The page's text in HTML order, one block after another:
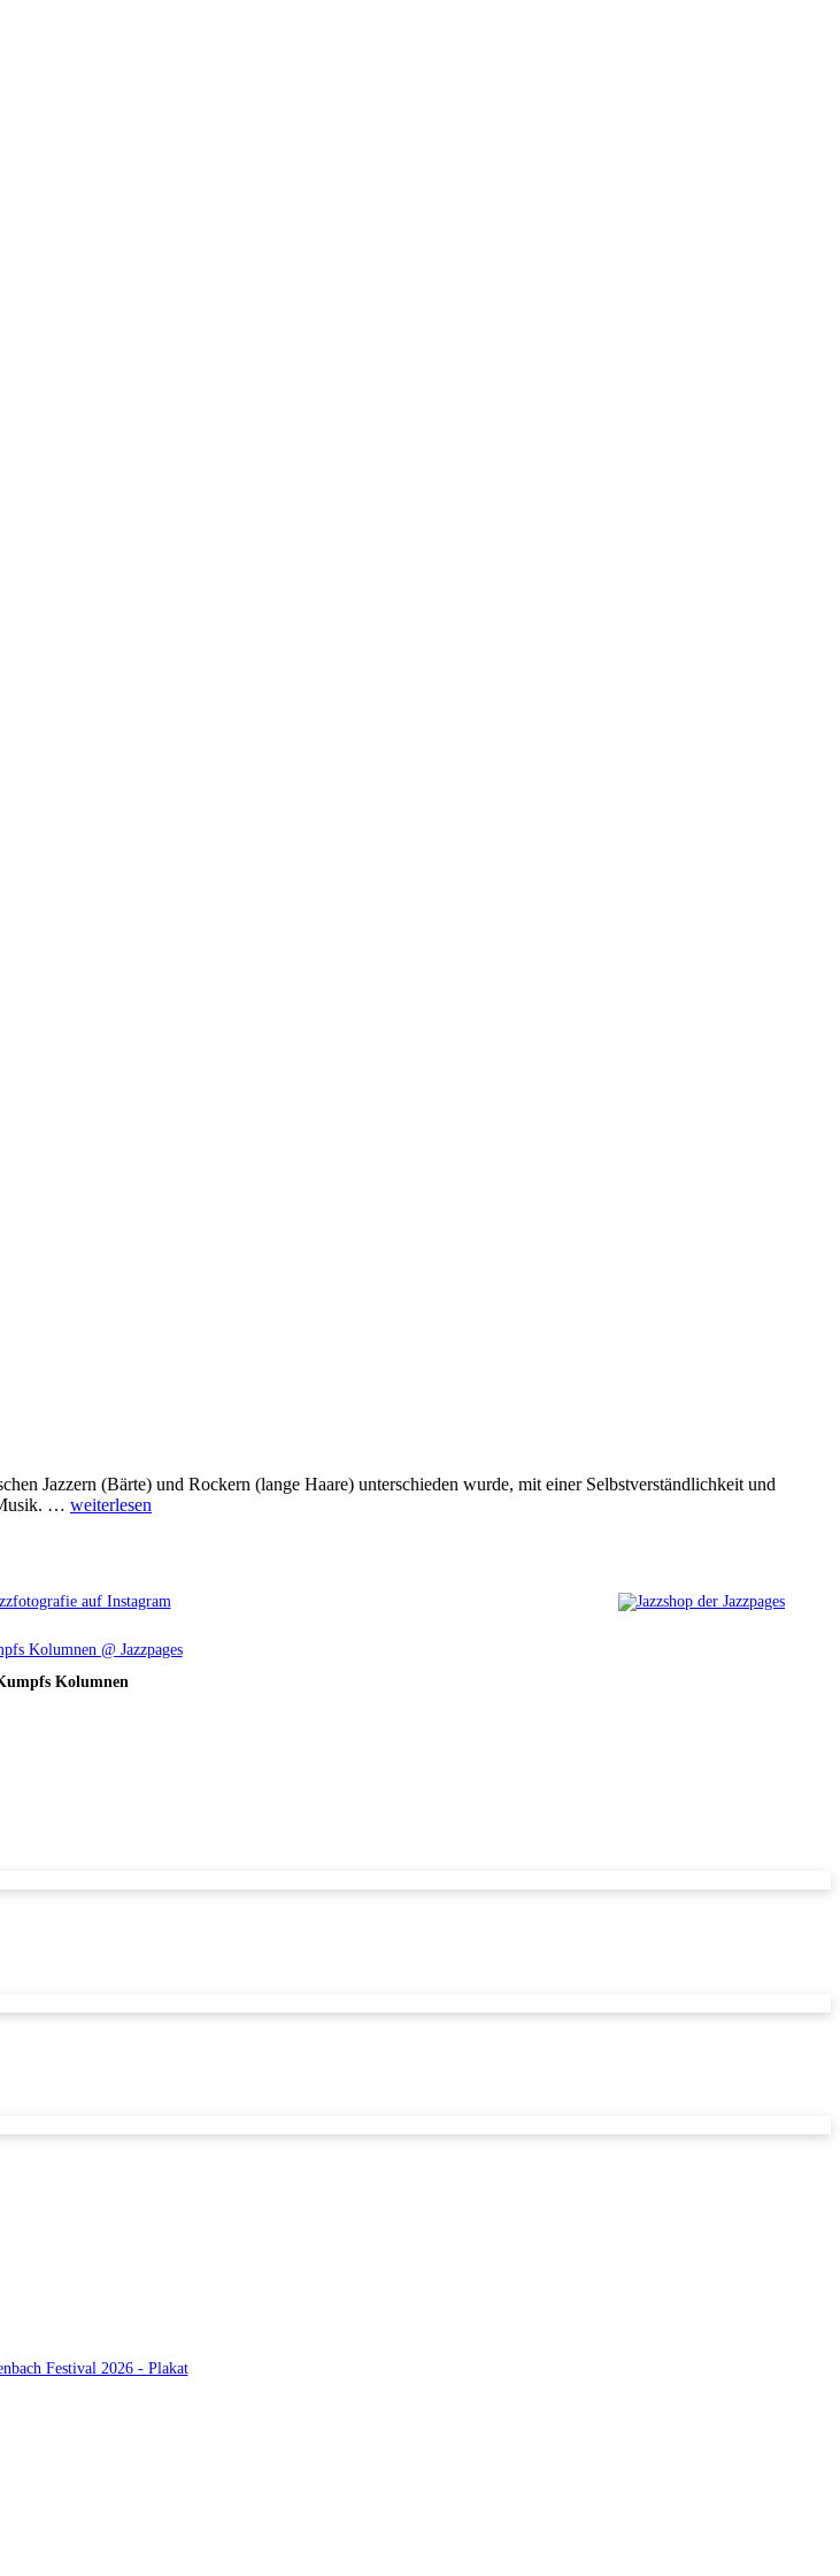
Jazzern (Bärte) und Rockern (lange Haare) unterschieden wurde, mit einer Selbstverständlichkeit und
… weiterlesen
Kolumnen